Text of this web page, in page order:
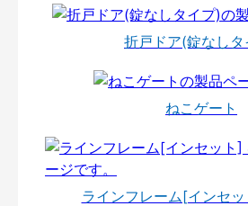
折戸ドア(錠なしタ
ねこゲート
ラインフレーム[インセ